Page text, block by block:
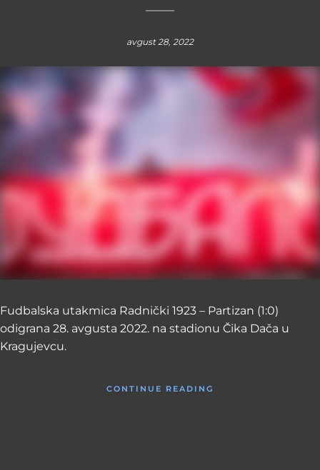
avgust 28, 2022
Fudbalska utakmica Radnički 1923 – Partizan (1:0)
odigrana 28. avgusta 2022. na stadionu Čika Dača u
Kragujevcu.
CONTINUE READING